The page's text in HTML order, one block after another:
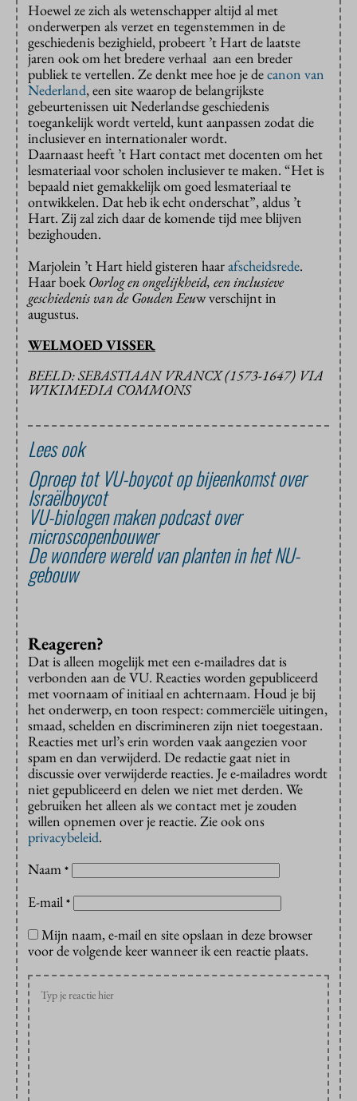
Hoewel ze zich als wetenschapper altijd al met
onderwerpen als verzet en tegenstemmen in de
geschiedenis bezighield, probeert ’t Hart de laatste
jaren ook om het bredere verhaal aan een breder
publiek te vertellen. Ze denkt mee hoe je decanon van
Nederland, een site waarop de belangrijkste
gebeurtenissen uit Nederlandse geschiedenis
toegankelijk wordt verteld, kunt aanpassen zodat die
inclusiever en internationaler wordt.
Daarnaast heeft ’t Hart contact met docenten om het
lesmateriaal voor scholen inclusiever te maken. “Het is
bepaald niet gemakkelijk om goed lesmateriaal te
ontwikkelen. Dat heb ik echt onderschat”, aldus ’t
Hart. Zij zal zich daar de komende tijd mee blijven
bezighouden.
Marjolein ’t Hart hield gisteren haarafscheidsrede.
Haar boekOorlog en ongelijkheid, een inclusieve
geschiedenis van de Gouden Eeuw verschijnt in
augustus.
WELMOED VISSER
BEELD: SEBASTIAAN VRANCX (1573-1647) VIA
WIKIMEDIA COMMONS
Lees ook
Oproep tot VU-boycot op bijeenkomst over
Israëlboycot
VU-biologen maken podcast over
microscopenbouwer
De wondere wereld van planten in het NU-
gebouw
Reageren?
Dat is alleen mogelijk met een e-mailadres dat is
verbonden aan de VU. Reacties worden gepubliceerd
met voornaam of initiaal en achternaam. Houd je bij
het onderwerp, en toon respect: commerciële uitingen,
smaad, schelden en discrimineren zijn niet toegestaan.
Reacties met url’s erin worden vaak aangezien voor
spam en dan verwijderd. De redactie gaat niet in
discussie over verwijderde reacties. Je e-mailadres wordt
niet gepubliceerd en delen we niet met derden. We
gebruiken het alleen als we contact met je zouden
willen opnemen over je reactie. Zie ook ons
privacybeleid.
Naam *
E-mail *
Mijn naam, e-mail en site opslaan in deze browser
voor de volgende keer wanneer ik een reactie plaats.